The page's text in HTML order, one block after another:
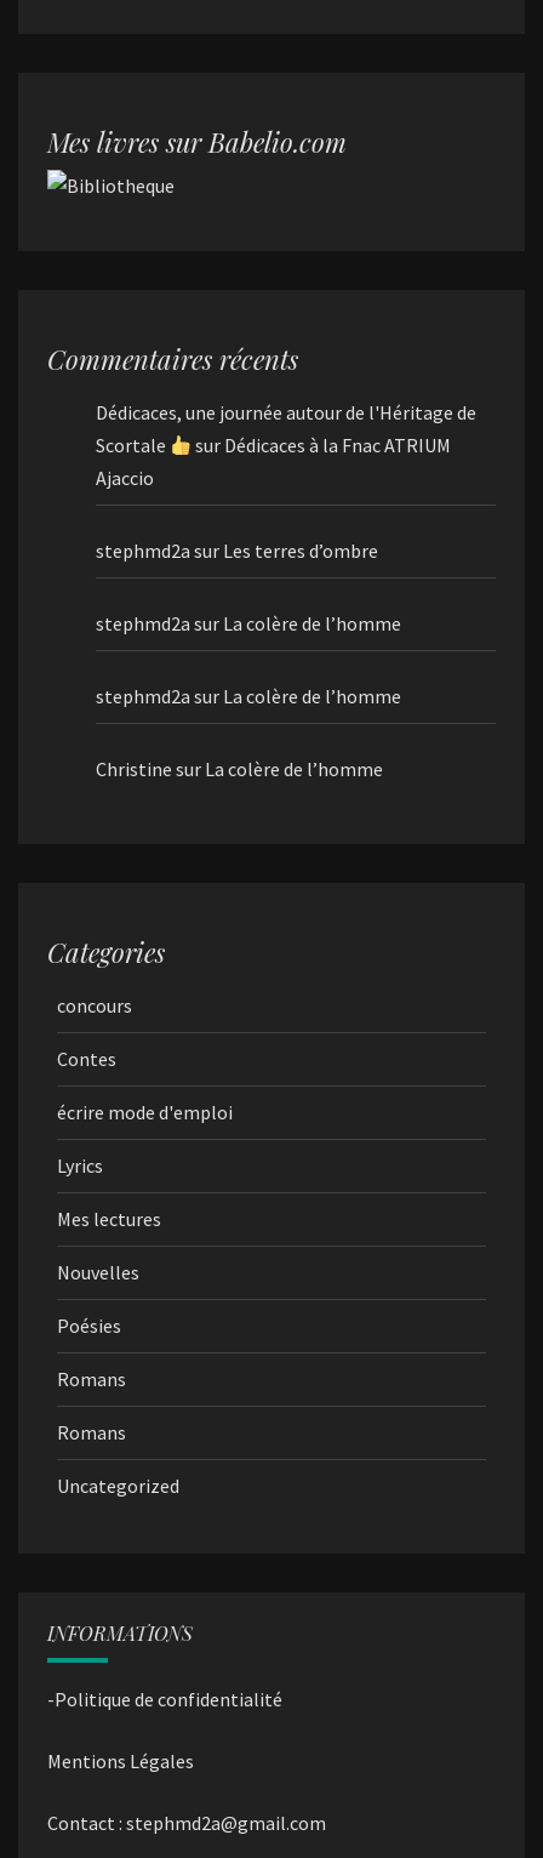
Mes livres sur Babelio.com
Commentaires récents
Dédicaces, une journée autour de l'Héritage de
Scortale
sur Dédicaces à la Fnac ATRIUM
Ajaccio
stephmd2a sur Les terres d’ombre
stephmd2a sur La colère de l’homme
stephmd2a sur La colère de l’homme
Christine sur La colère de l’homme
Categories
concours
Contes
écrire mode d'emploi
Lyrics
Mes lectures
Nouvelles
Poésies
Romans
Romans
Uncategorized
INFORMATIONS
-Politique de confidentialité
Mentions Légales
Contact : stephmd2a@gmail.com